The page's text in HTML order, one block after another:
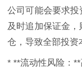
公司可能会要求
及时追加保证金
仓，导致全部投资
* **流动性风险：